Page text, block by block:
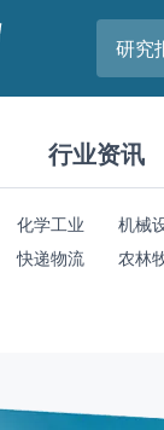
研究
行业资讯
化学工业
机械
快递物流 农林